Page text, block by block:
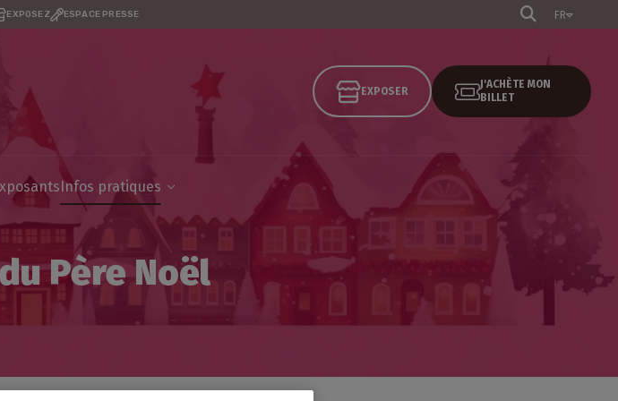
EXPOSEZ ESPACE PRESSE FR
EXPOSER
J'ACHÈTE MON
BILLET
Infos pratiques
Père Noël